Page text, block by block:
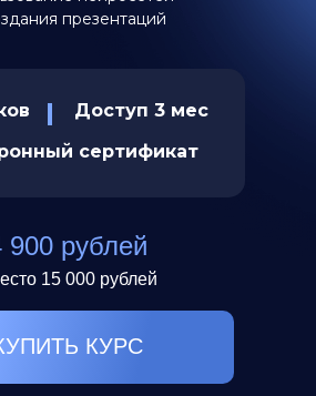
Доступ 3 мес
сертификат
900 рублей
15 000 рублей
КУРС
презентаций